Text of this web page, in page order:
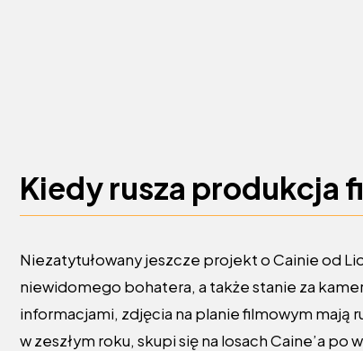
Kiedy rusza produkcja
Niezatytułowany jeszcze projekt o Cainie od
niewidomego bohatera, a także stanie za
informacjami, zdjęcia na planie filmowym mają
w zeszłym roku, skupi się na losach Caine’a po